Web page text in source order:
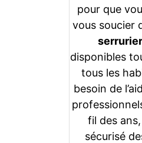
pour que
vous soucier
disponibles
tous les
besoin de
fil des
sécurisé